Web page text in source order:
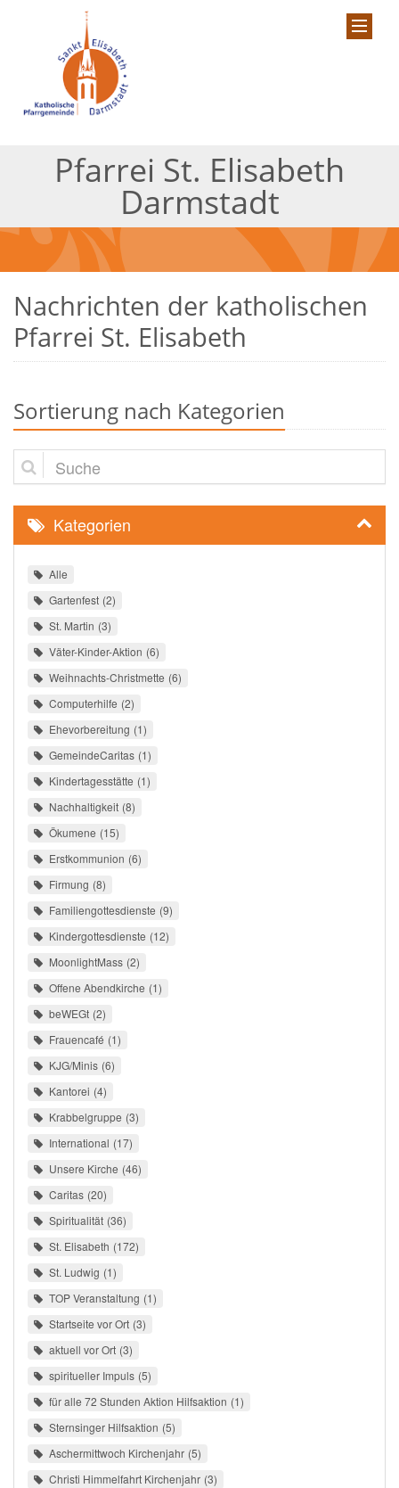
Pfarrei St. Elisabeth
Darmstadt
Nachrichten der katholischen
Pfarrei St. Elisabeth
Sortierung nach Kategorien
Suche
Kategorien
Alle
Gartenfest 2
St. Martin 3
Väter-Kinder-Aktion 6
Weihnachts-Christmette 6
Computerhilfe 2
Ehevorbereitung 1
GemeindeCaritas 1
Kindertagesstätte 1
Nachhaltigkeit 8
Ökumene 15
Erstkommunion 6
Firmung 8
Familiengottesdienste 9
Kindergottesdienste 12
MoonlightMass 2
Offene Abendkirche 1
beWEGt 2
Frauencafé 1
KJG/Minis 6
Kantorei 4
Krabbelgruppe 3
International 17
Unsere Kirche 46
Caritas 20
Spiritualität 36
St. Elisabeth 172
St. Ludwig 1
TOP Veranstaltung 1
Startseite vor Ort 3
aktuell vor Ort 3
spiritueller Impuls 5
für alle 72 Stunden Aktion Hilfsaktion 1
Sternsinger Hilfsaktion 5
Aschermittwoch Kirchenjahr 5
Christi Himmelfahrt Kirchenjahr 3